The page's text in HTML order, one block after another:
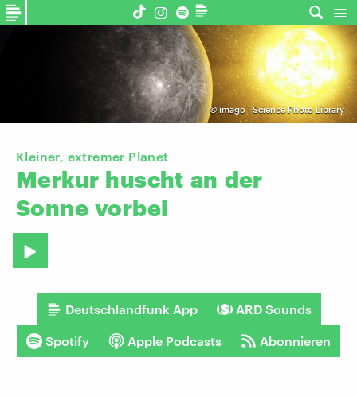
©imago | Science Photo Library
Kleiner, extremer Planet
Merkur huscht an der
Sonne vorbei
Deutschlandfunk App ARD Sounds
Spotify Apple Podcasts Abonnieren